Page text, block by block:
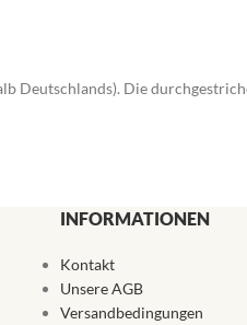
Deutschlands). Die
INFORMATIONEN
Kontakt
Unsere AGB
Versandbedingungen